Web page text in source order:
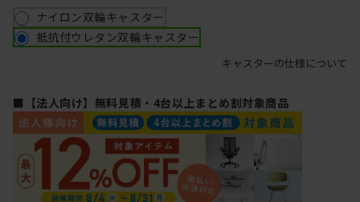
ナイロン双輪キャスター
抵抗付ウレタン双輪キャスター
キャスターの仕様について
■【法人向け】無料見積・4台以上まとめ割対象商品